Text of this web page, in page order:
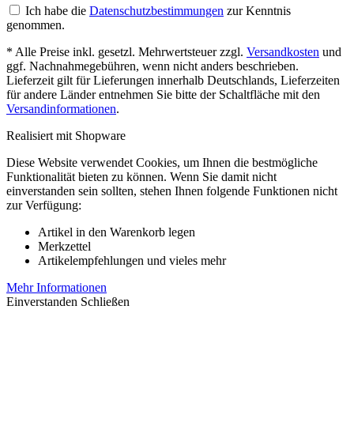
Ich habe die Datenschutzbestimmungen zur Kenntnis
genommen.
* Alle Preise inkl. gesetzl. Mehrwertsteuer zzgl. Versandkosten und
ggf. Nachnahmegebühren, wenn nicht anders beschrieben.
Lieferzeit gilt für Lieferungen innerhalb Deutschlands, Lieferzeiten
für andere Länder entnehmen Sie bitte der Schaltfläche mit den
Versandinformationen.
Realisiert mit Shopware
Diese Website verwendet Cookies, um Ihnen die bestmögliche
Funktionalität bieten zu können. Wenn Sie damit nicht
einverstanden sein sollten, stehen Ihnen folgende Funktionen nicht
zur Verfügung:
Artikel in den Warenkorb legen
Merkzettel
Artikelempfehlungen und vieles mehr
Mehr Informationen
Einverstanden Schließen